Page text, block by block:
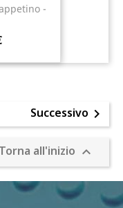
-
Successivo 
Torna all'inizio 